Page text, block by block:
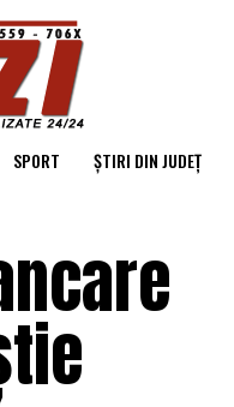
SPORT ȘTIRI DIN JUDEȚ